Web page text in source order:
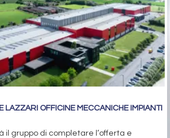
LAZZARI OFFICINE MECCANICHE IMPIANTI
il gruppo di completare l’offerta e